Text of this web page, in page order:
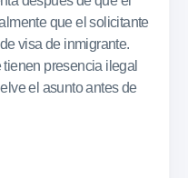
que el solicitante
visa de inmigrante.
presencia ilegal
el asunto antes de